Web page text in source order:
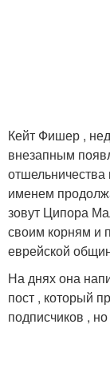
Кейт Фишер ,
внезапным
именем
зовут Ципора
своим корням и
еврейской
На днях она
пост , который
подписчиков ,